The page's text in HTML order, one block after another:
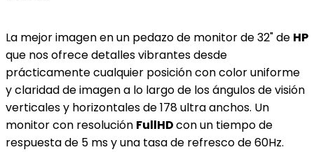
La mejor imagen en un pedazo de monitor de 32" de HP
que nos ofrece detalles vibrantes desde
prácticamente cualquier posición con color uniforme
y claridad de imagen a lo largo de los ángulos de visión
verticales y horizontales de 178 ultra anchos. Un
monitor con resolución FullHDcon un tiempo de
respuesta de 5 ms y una tasa de refresco de 60Hz.